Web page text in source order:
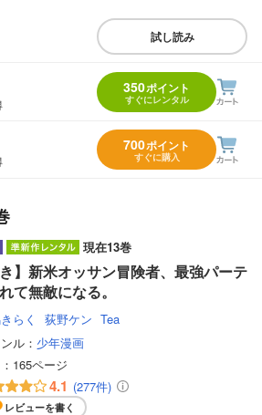
試し読み
350ポイント
すぐにレンタル
700ポイント
すぐに購入
現在13巻
】新米オッサン冒険者、最強パーテ
て無敵になる。
らく 荻野ケン Tea
ル： 少年漫画
165ページ
4.1 (277件)
レビューを書く